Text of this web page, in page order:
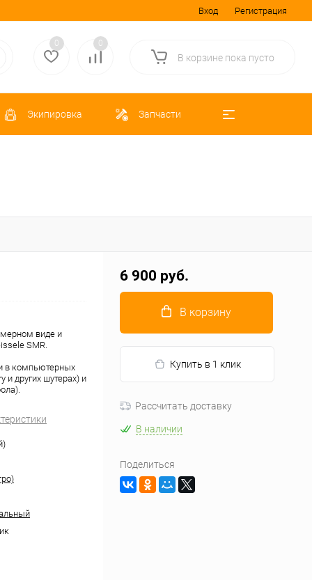
Вход Регистрация
0 0
В корзине пока пусто
Экипировка Запчасти
виде и
SMR.
в компьютерных
и других шутерах) и
6 900 руб.
В корзину
Купить в 1 клик
Рассчитать доставку
В наличии
Поделиться